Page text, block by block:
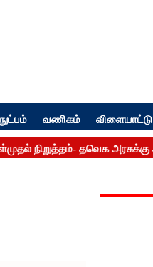
வணிகம் விளையாட்டு